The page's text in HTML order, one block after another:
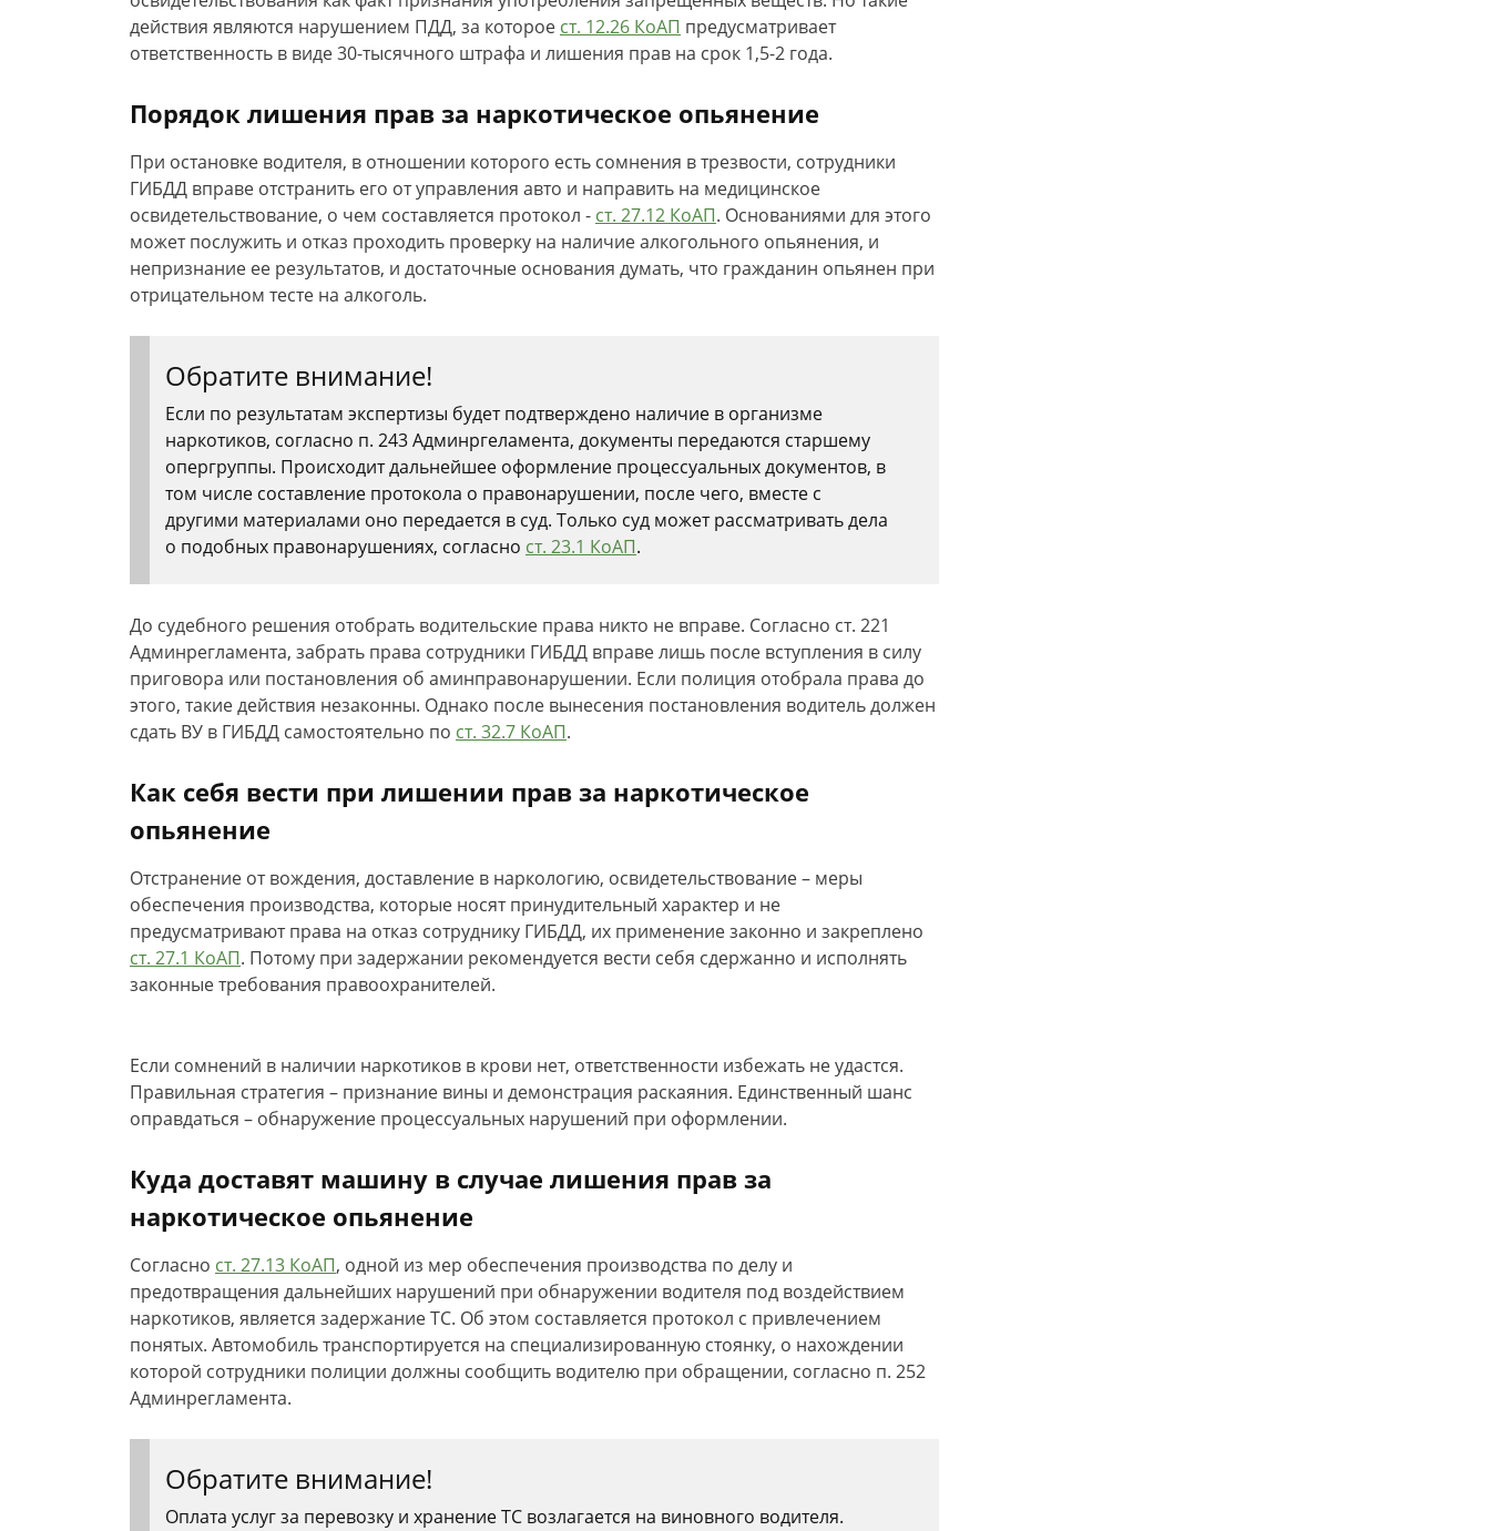
действия являются нарушением ПДД, за которое ст. 12.26 КоАП предусматривает
ответственность в виде 30-тысячного штрафа и лишения прав на срок 1,5-2 года.
Порядок лишения прав за наркотическое опьянение
При остановке водителя, в отношении которого есть сомнения в трезвости, сотрудники
ГИБДД вправе отстранить его от управления авто и направить на медицинское
освидетельствование, о чем составляется протокол - ст. 27.12 КоАП. Основаниями для этого
может послужить и отказ проходить проверку на наличие алкогольного опьянения, и
непризнание ее результатов, и достаточные основания думать, что гражданин опьянен при
отрицательном тесте на алкоголь.
Обратите внимание!
Если по результатам экспертизы будет подтверждено наличие в организме
наркотиков, согласно п. 243 Админргеламента, документы передаются старшему
опергруппы. Происходит дальнейшее оформление процессуальных документов, в
том числе составление протокола о правонарушении, после чего, вместе с
другими материалами оно передается в суд. Только суд может рассматривать дела
о подобных правонарушениях, согласно ст. 23.1 КоАП.
До судебного решения отобрать водительские права никто не вправе. Согласно ст. 221
Админрегламента, забрать права сотрудники ГИБДД вправе лишь после вступления в силу
приговора или постановления об аминправонарушении. Если полиция отобрала права до
этого, такие действия незаконны. Однако после вынесения постановления водитель должен
сдать ВУ в ГИБДД самостоятельно по ст. 32.7 КоАП.
Как себя вести при лишении прав за наркотическое
опьянение
Отстранение от вождения, доставление в наркологию, освидетельствование – меры
обеспечения производства, которые носят принудительный характер и не
предусматривают права на отказ сотруднику ГИБДД, их применение законно и закреплено
ст. 27.1 КоАП. Потому при задержании рекомендуется вести себя сдержанно и исполнять
законные требования правоохранителей.
Если сомнений в наличии наркотиков в крови нет, ответственности избежать не удастся.
Правильная стратегия – признание вины и демонстрация раскаяния. Единственный шанс
оправдаться – обнаружение процессуальных нарушений при оформлении.
Куда доставят машину в случае лишения прав за
наркотическое опьянение
Согласно ст. 27.13 КоАП, одной из мер обеспечения производства по делу и
предотвращения дальнейших нарушений при обнаружении водителя под воздействием
наркотиков, является задержание ТС. Об этом составляется протокол с привлечением
понятых. Автомобиль транспортируется на специализированную стоянку, о нахождении
которой сотрудники полиции должны сообщить водителю при обращении, согласно п. 252
Админрегламента.
Обратите внимание!
Оплата услуг за перевозку и хранение ТС возлагается на виновного водителя.